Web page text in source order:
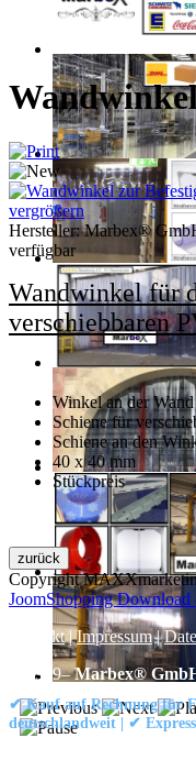
vergrößern
Hersteller:Marbex®
verfügbar
Wandwinkel für
verschiebbaren
Winkel an der
Schiene für
Schiene an den
40 x 40 mm
Stückpreis
Copyright
JoomShopping Download
Kontakt |Impressum|
© 1999– Marbex®
✔ Kauf auf Rechnung für
deutschlandweit | ✔